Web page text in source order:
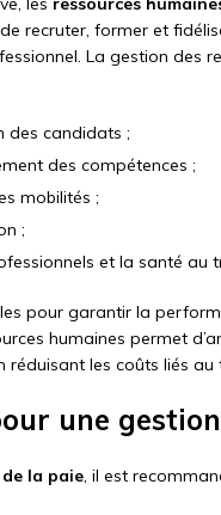
recruter, former et
La gestion des
des candidats ;
des compétences ;
mobilités ;
;
et la santé au
pour garantir la
humaines permet
les coûts liés au
une
la paie, il est